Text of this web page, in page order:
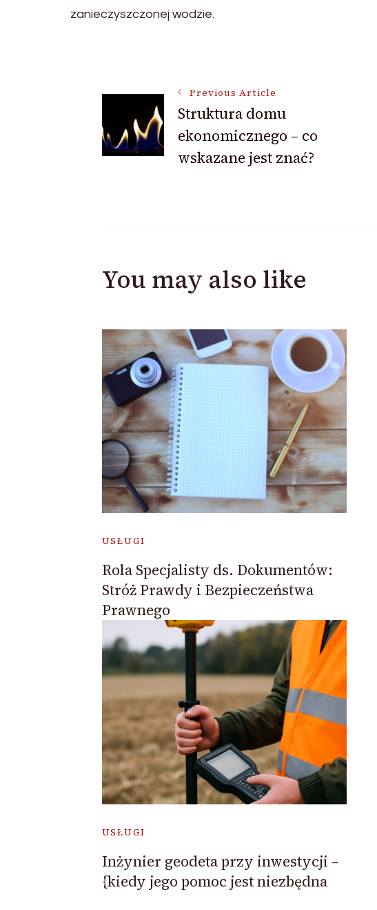
zanieczyszczonej wodzie.
Navigation
Previous Article
Struktura domu
ekonomicznego – co
wskazane jest znać?
You may also like
USŁUGI
Rola Specjalisty ds. Dokumentów:
Stróż Prawdy i Bezpieczeństwa
Prawnego
USŁUGI
Inżynier geodeta przy inwestycji –
{kiedy jego pomoc jest niezbędna